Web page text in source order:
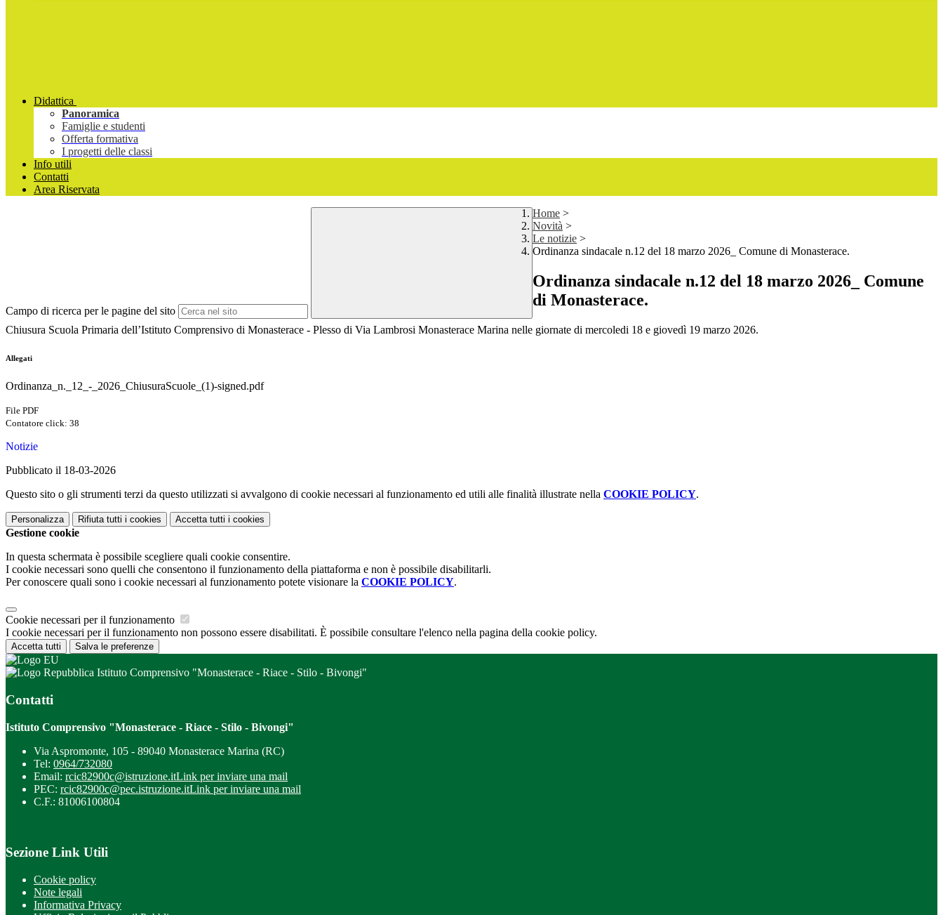
Didattica
Panoramica
Famiglie e studenti
Offerta formativa
I progetti delle classi
Info utili
Contatti
Area Riservata
Campo di ricerca per le pagine del sito
Home >
Novità >
Le notizie >
Ordinanza sindacale n.12 del 18 marzo 2026_ Comune di Monasterace.
Ordinanza sindacale n.12 del 18 marzo 2026_ Comune
di Monasterace.
Chiusura Scuola Primaria dell’Istituto Comprensivo di Monasterace - Plesso di Via Lambrosi Monasterace Marina nelle giornate di mercoledi 18 e giovedì 19 marzo 2026.
Allegati
Ordinanza_n._12_-_2026_ChiusuraScuole_(1)-signed.pdf
File PDF
Contatore click: 38
Notizie
Pubblicato il 18-03-2026
Questo sito o gli strumenti terzi da questo utilizzati si avvalgono di cookie necessari al funzionamento ed utili alle finalità illustrate nella COOKIE POLICY.
Personalizza Rifiuta tutti i cookies Accetta tutti i cookies
Gestione cookie
In questa schermata è possibile scegliere quali cookie consentire.
I cookie necessari sono quelli che consentono il funzionamento della piattaforma e non è possibile disabilitarli.
Per conoscere quali sono i cookie necessari al funzionamento potete visionare la COOKIE POLICY.
Cookie necessari per il funzionamento
I cookie necessari per il funzionamento non possono essere disabilitati. È possibile consultare l'elenco nella pagina della cookie policy.
Accetta tutti Salva le preferenze
Istituto Comprensivo "Monasterace - Riace - Stilo - Bivongi"
Contatti
Istituto Comprensivo "Monasterace - Riace - Stilo - Bivongi"
Via Aspromonte, 105 - 89040 Monasterace Marina (RC)
Tel: 0964/732080
Email: rcic82900c@istruzione.itLink per inviare una mail
PEC: rcic82900c@pec.istruzione.itLink per inviare una mail
C.F.: 81006100804
Sezione Link Utili
Cookie policy
Note legali
Informativa Privacy